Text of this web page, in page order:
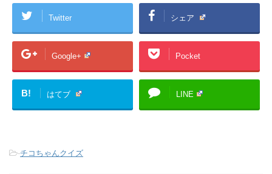
Twitter シェア
Google+ Pocket
B! はてブ LINE
-チコちゃんクイズ